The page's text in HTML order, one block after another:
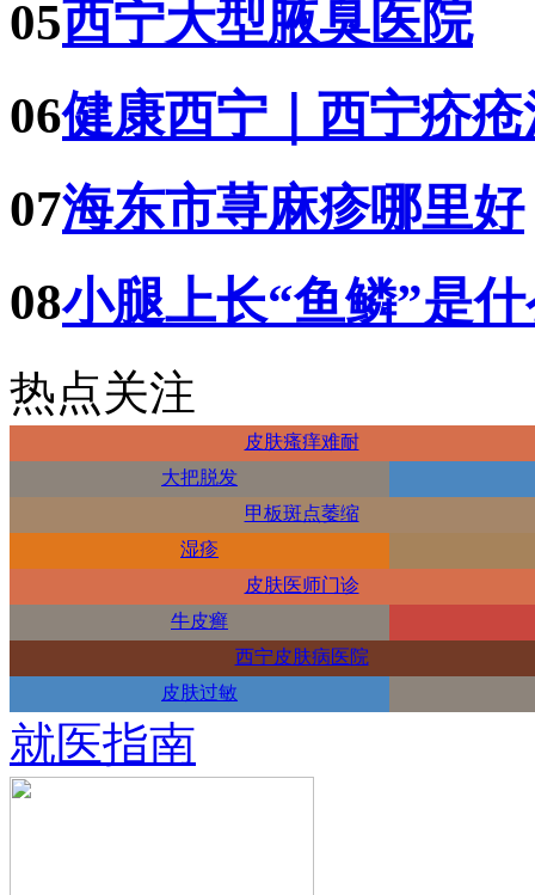
05西宁大型腋臭医院
06健康西宁｜西宁疥
07海东市荨麻疹哪里好
08小腿上长“鱼鳞”是
热点关注
皮肤瘙痒难耐
大把脱发
甲板斑点萎缩
湿疹
皮肤医师门诊
牛皮癣
西宁皮肤病医院
皮肤过敏
就医指南